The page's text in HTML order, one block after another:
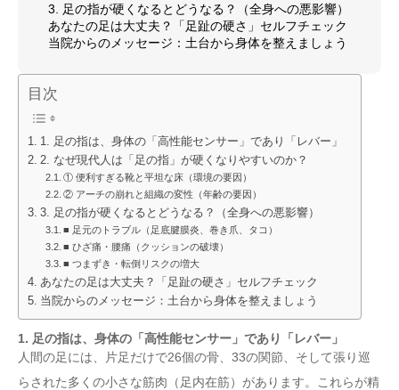
3. 足の指が硬くなるとどうなる？（全身への悪影響）
あなたの足は大丈夫？「足趾の硬さ」セルフチェック
当院からのメッセージ：土台から身体を整えましょう
目次
1. 足の指は、身体の「高性能センサー」であり「レバー」
2. なぜ現代人は「足の指」が硬くなりやすいのか？
① 便利すぎる靴と平坦な床（環境の要因）
② アーチの崩れと組織の変性（年齢の要因）
3. 足の指が硬くなるとどうなる？（全身への悪影響）
■ 足元のトラブル（足底腱膜炎、巻き爪、タコ）
■ ひざ痛・腰痛（クッションの破壊）
■ つまずき・転倒リスクの増大
あなたの足は大丈夫？「足趾の硬さ」セルフチェック
当院からのメッセージ：土台から身体を整えましょう
1. 足の指は、身体の「高性能センサー」であり「レバー」
人間の足には、片足だけで26個の骨、33の関節、そして張り巡
らされた多くの小さな筋肉（足内在筋）があります。これらが精